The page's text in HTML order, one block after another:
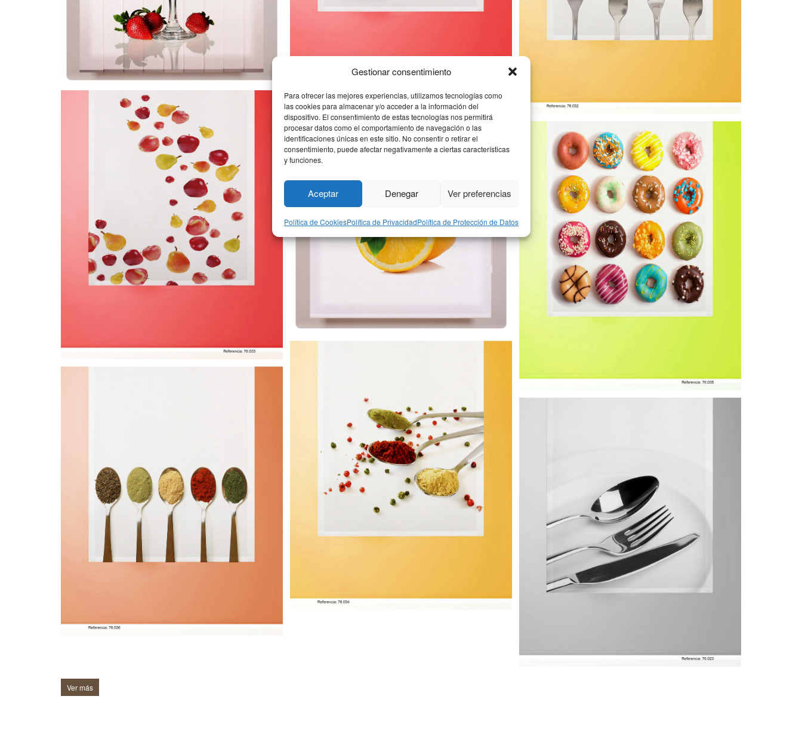
Gestionar consentimiento
Para ofrecer las mejores experiencias, utilizamos tecnologías como
las cookies para almacenar y/o acceder a la información del
dispositivo. El consentimiento de estas tecnologías nos permitirá
procesar datos como el comportamiento de navegación o las
identificaciones únicas en este sitio. No consentir o retirar el
consentimiento, puede afectar negativamente a ciertas características
y funciones.
Aceptar Denegar Ver preferencias
Política de CookiesPolítica de PrivacidadPolítica de Protección de Datos
CORTINA DE COCINA 15 CORTINA DE COCINA 16
CORTINA DE COCINA 17
CORTINA DE COCINA 18
CORTINA DE COCINA 19
CORTINA DE COCINA 2
Ver más